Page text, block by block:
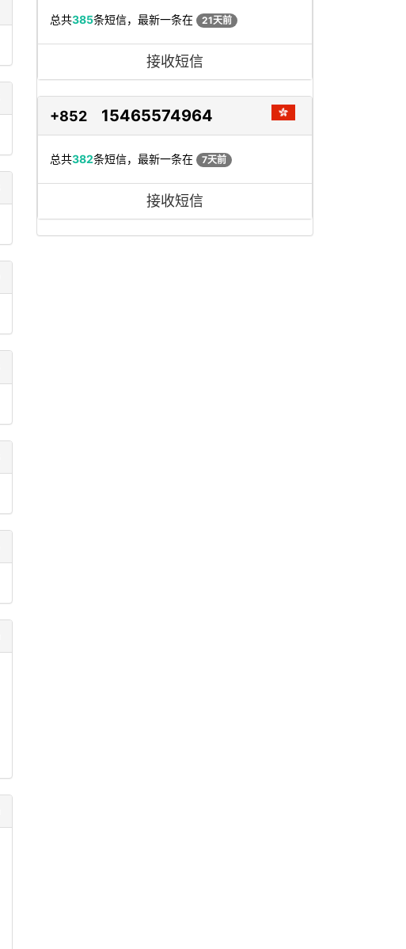
总共385条短信，最新一条在 21天前
接收短信
+852 15465574964
总共382条短信，最新一条在 7天前
接收短信